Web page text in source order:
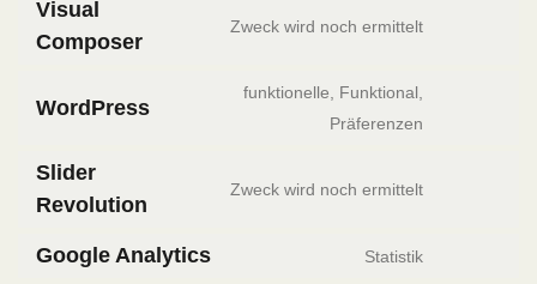
Visual
Composer
Zweck wird noch ermittelt
WordPress
funktionelle, Funktional,
Präferenzen
Slider
Revolution
Zweck wird noch ermittelt
Google Analytics Statistik